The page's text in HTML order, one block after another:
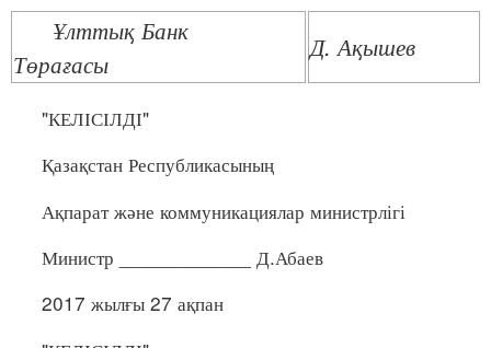
Ұлттық Банк
Төрағасы
Д. Ақышев
"КЕЛІСІЛДІ"
Қазақстан Республикасының
Ақпарат және коммуникациялар министрлігі
Министр ____________ Д.Абаев
2017 жылғы 27 ақпан